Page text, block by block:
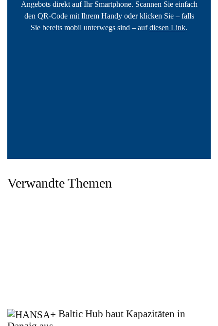
Angebots direkt auf Ihr Smartphone. Scannen Sie einfach
den QR-Code mit Ihrem Handy oder klicken Sie – falls
Sie bereits mobil unterwegs sind – aufdiesen Link.
Verwandte Themen
Baltic Hub baut Kapazitäten in